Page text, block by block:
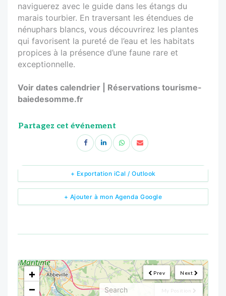
naviguerez avec le guide dans les étangs du
marais tourbier. En traversant les étendues de
nénuphars blancs, vous découvrirez les plantes
qui favorisent la pureté de l’eau et les habitats
propices à la présence d’une faune rare et
exceptionnelle.
Voir dates calendrier | Réservations tourisme-
baiedesomme.fr
Partagez cet événement
+ Ajouter à mon Agenda Google
+ Exportation iCal / Outlook
Next
Prev
My Position
<!---->
+
−